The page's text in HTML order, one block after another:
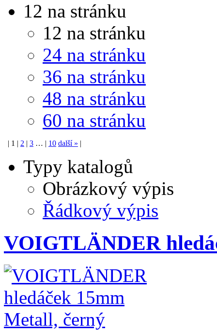
12 na stránku
12 na stránku
24 na stránku
36 na stránku
48 na stránku
60 na stránku
1 2 3 … 10 další »
Typy katalogů
Obrázkový výpis
Řádkový výpis
VOIGTLÄNDER